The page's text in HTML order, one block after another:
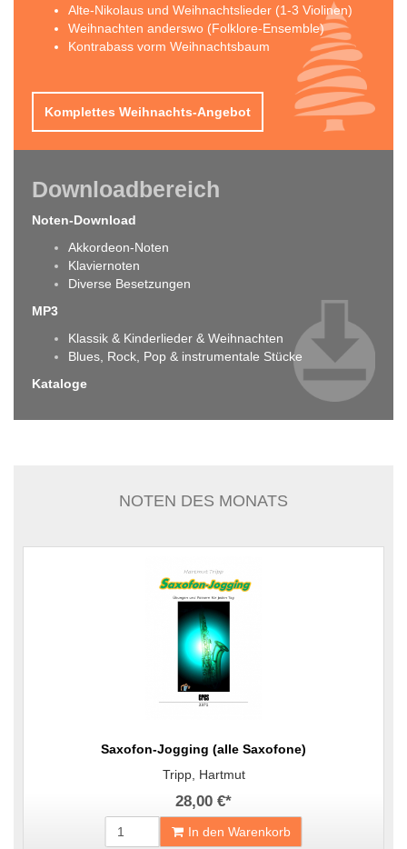
Alte-Nikolaus und Weihnachtslieder (1-3 Violinen)
Weihnachten anderswo (Folklore-Ensemble)
Kontrabass vorm Weihnachtsbaum
Komplettes Weihnachts-Angebot
Downloadbereich
Noten-Download
Akkordeon-Noten
Klaviernoten
Diverse Besetzungen
MP3
Klassik & Kinderlieder & Weihnachten
Blues, Rock, Pop & instrumentale Stücke
Kataloge
NOTEN DES MONATS
Saxofon-Jogging (alle Saxofone)
Tripp, Hartmut
28,00 €*
In den Warenkorb